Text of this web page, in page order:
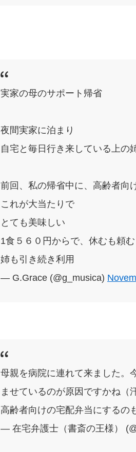
実家の母のサポート帰省
夜間実家に泊まり
自宅と毎日行き来している上の
前回、私の帰省中に、高齢者向
これが大当たりで
とても美味しい
1食５６０円からで、休むも頼
姉も引き続き利用
— G.Grace (@g_musica)
母親を病院に連れて来ました。
ませているのが原因ですかね（
高齢者向けの宅配弁当にするの
— 在宅弁護士（書斎の王様）